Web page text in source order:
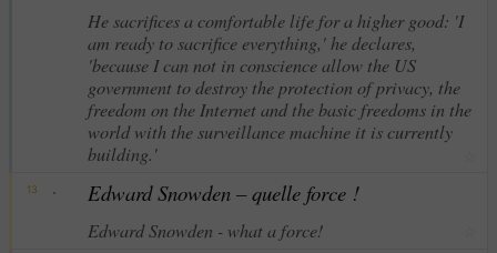
He sacrifices a comfortable life for a higher good: 'I
am ready to sacrifice everything,' he declares,
'because I can not in conscience allow the US
government to destroy the protection of privacy, the
freedom on the Internet and the basic freedoms in the
world with the surveillance machine it is currently
building.'
13 · Edward Snowden – quelle force !
Edward Snowden - what a force!